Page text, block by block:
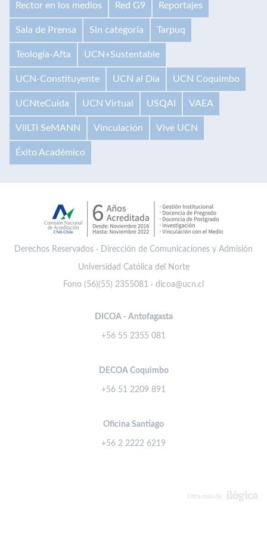
Rector en los medios Red G9 Reportajes
Sala de Prensa Sin categoría Tarpuq
Teología-Afta UCN+Sustentable
UCN-Constituyente UCN al Día UCN Coquimbo
UCNteCuida UCN Virtual USQAI VAEA
VilLTI SeMANN Vinculación Vive UCN
Éxito Académico
Derechos Reservados · Dirección de Comunicaciones y Admisión
Universidad Católica del Norte
Fono (56)(55) 2355081 · dicoa@ucn.cl
DICOA - Antofagasta
+56 55 2355 081
DECOA Coquimbo
+56 51 2209 891
Oficina Santiago
+56 2 2222 6219